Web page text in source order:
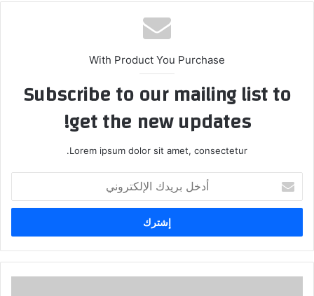
With Product You Purchase
Subscribe to our mailing list to
get the new updates!
Lorem ipsum dolor sit amet, consectetur.
خ
ب
ر